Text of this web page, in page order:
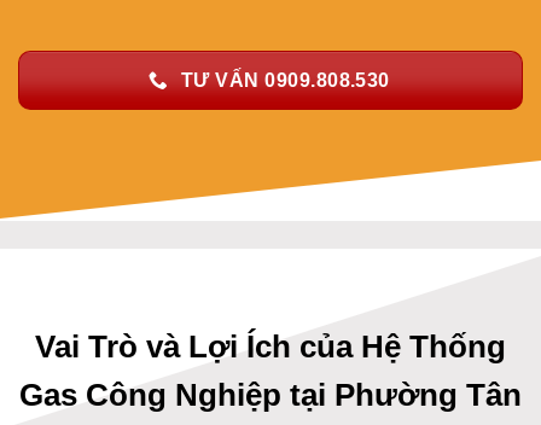
TƯ VẤN 0909.808.530
Vai Trò và Lợi Ích của Hệ Thống
Gas Công Nghiệp tại Phường Tân